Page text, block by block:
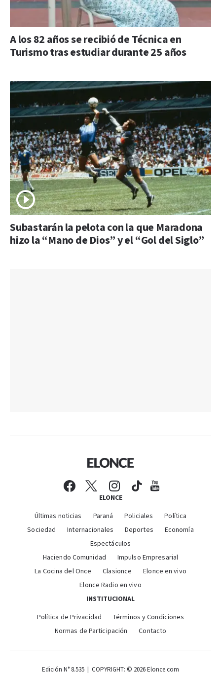
A los 82 años se recibió de Técnica en
Turismo tras estudiar durante 25 años
Subastarán la pelota con la que Maradona
hizo la “Mano de Dios” y el “Gol del Siglo”
ELONCE
Últimas noticias Paraná Policiales
Política
Sociedad
Internacionales Deportes
Economía
Espectáculos
Haciendo Comunidad
Impulso Empresarial
La Cocina del Once
Clasionce
Elonce en vivo
Elonce Radio en vivo
INSTITUCIONAL
Política de Privacidad
Términos y Condiciones
Normas de Participación
Contacto
Edición N° 8.535 | COPYRIGHT: © 2026 Elonce.com